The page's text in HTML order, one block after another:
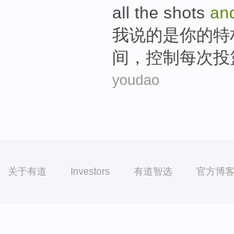
all the shots
我说的是你的特
间 ，控制每次投
youdao
关于有道 Investors 有道智选 官方博客